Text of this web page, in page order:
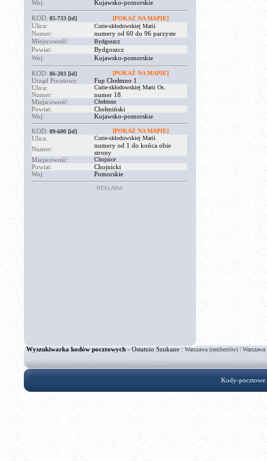
Woj:
Kujawsko-pomorskie
KOD: 85-733 [id] [POKAŻ NA MAPIE]
Ulica: Curie-skłodowskiej Marii
Numer:
numery od 60 do 96 parzyste
Miejscowość:
Bydgoszcz
Powiat:
Bydgoszcz
Woj:
Kujawsko-pomorskie
KOD: 86-203 [id] [POKAŻ NA MAPIE]
Urząd Pocztowy:
Fup Chełmno 1
Ulica:
Curie-skłodowskiej Marii Os.
Numer:
numer 18
Miejscowość:
Chełmno
Powiat:
Chełmiński
Woj:
Kujawsko-pomorskie
KOD: 89-600 [id] [POKAŻ NA MAPIE]
Ulica: Curie-skłodowskiej Marii
Numer:
numery od 1 do końca obie
strony
Miejscowość:
Chojnice
Powiat:
Chojnicki
Woj:
Pomorskie
REKLAMA
Wyszukiwarka kodów pocztowych- Ostatnio Szukane :Warszawa (rembertów) |
Kody-